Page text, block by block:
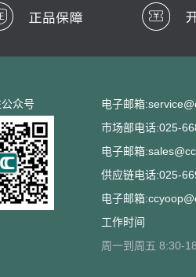
众号
电子邮箱
市场部电话:025-
电子邮箱
供应链电话:025-
电子邮箱
工作时间
周一到周五 8:30-